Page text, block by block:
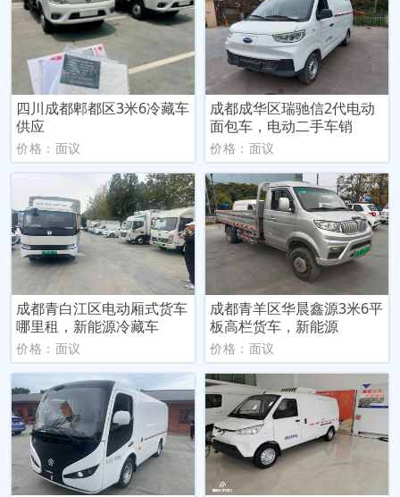
四川成都郫都区3米6冷藏车
供应
价格：面议
成都成华区瑞驰信2代电动
面包车，电动二手车销
价格：面议
成都青白江区电动厢式货车
哪里租，新能源冷藏车
价格：面议
成都青羊区华晨鑫源3米6平
板高栏货车，新能源
价格：面议